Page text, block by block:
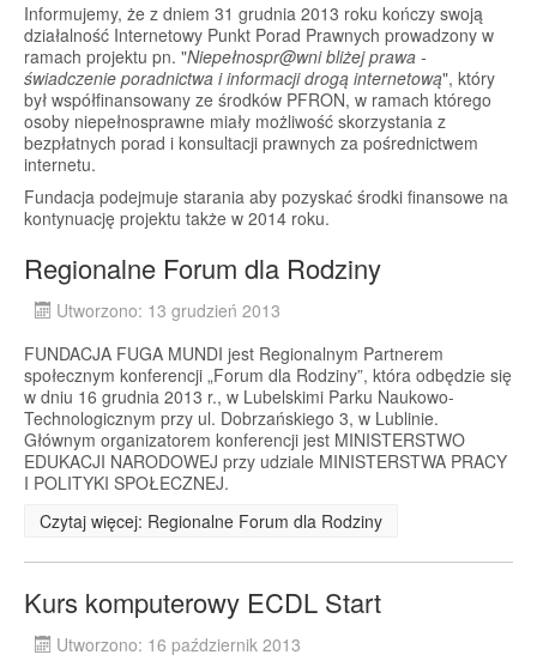
Informujemy, że z dniem 31 grudnia 2013 roku kończy swoją
działalność Internetowy Punkt Porad Prawnych prowadzony w
ramach projektu pn. "Niepełnospr@wni bliżej prawa -
świadczenie poradnictwa i informacji drogą internetową", który
był współfinansowany ze środków PFRON, w ramach którego
osoby niepełnosprawne miały możliwość skorzystania z
bezpłatnych porad i konsultacji prawnych za pośrednictwem
internetu.
Fundacja podejmuje starania aby pozyskać środki finansowe na
kontynuację projektu także w 2014 roku.
Regionalne Forum dla Rodziny
Utworzono: 13 grudzień 2013
FUNDACJA FUGA MUNDI jest Regionalnym Partnerem
społecznym konferencji „Forum dla Rodziny”, która odbędzie się
w dniu 16 grudnia 2013 r., w Lubelskimi Parku Naukowo-
Technologicznym przy ul. Dobrzańskiego 3, w Lublinie.
Głównym organizatorem konferencji jest MINISTERSTWO
EDUKACJI NARODOWEJ przy udziale MINISTERSTWA PRACY
I POLITYKI SPOŁECZNEJ.
Czytaj więcej: Regionalne Forum dla Rodziny
Kurs komputerowy ECDL Start
Utworzono: 16 październik 2013